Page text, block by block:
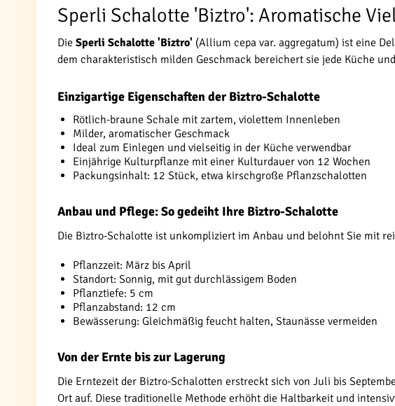
Sperli Schalotte 'Biztro': Aromatische
Die Sperli Schalotte 'Biztro' (Allium cepa var. aggregatum) ist eine
dem charakteristisch milden Geschmack bereichert sie jede Küche
Einzigartige Eigenschaften der Biztro-Schalotte
Rötlich-braune Schale mit zartem, violettem Innenleben
Milder, aromatischer Geschmack
Ideal zum Einlegen und vielseitig in der Küche verwendbar
Einjährige Kulturpflanze mit einer Kulturdauer von 12 Wochen
Packungsinhalt: 12 Stück, etwa kirschgroße Pflanzschalotten
Anbau und Pflege: So gedeiht Ihre Biztro-Schalotte
Die Biztro-Schalotte ist unkompliziert im Anbau und belohnt Sie mit
Pflanzzeit: März bis April
Standort: Sonnig, mit gut durchlässigem Boden
Pflanztiefe: 5 cm
Pflanzabstand: 12 cm
Bewässerung: Gleichmäßig feucht halten, Staunässe vermeiden
Von der Ernte bis zur Lagerung
Die Erntezeit der Biztro-Schalotten erstreckt sich von Juli bis
Ort auf. Diese traditionelle Methode erhöht die Haltbarkeit und